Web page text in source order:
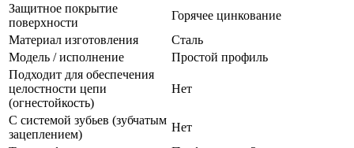
Защитное покрытие
поверхности
Горячее цинкование
Материал изготовления
Сталь
Модель / исполнение
Простой профиль
Подходит для обеспечения
целостности цепи
(огнестойкость)
Нет
С системой зубьев (зубчатым
зацеплением)
Нет